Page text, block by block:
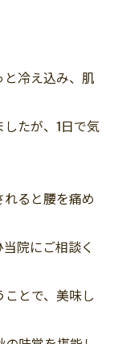
冷え込み、肌
たが、1日で気
ると腰を痛め
院にご相談く
とで、美味し